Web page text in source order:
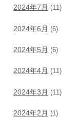
2024年7月 (11)
2024年6月 (6)
2024年5月 (6)
2024年4月 (11)
2024年3月 (11)
2024年2月 (1)